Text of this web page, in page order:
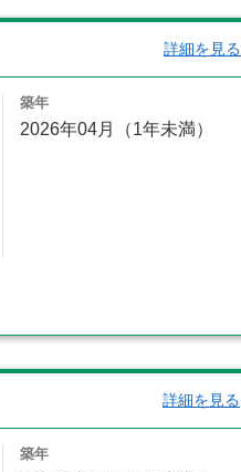
詳細を見る
築年
2026年04月（1年未満）
詳細を見る
築年